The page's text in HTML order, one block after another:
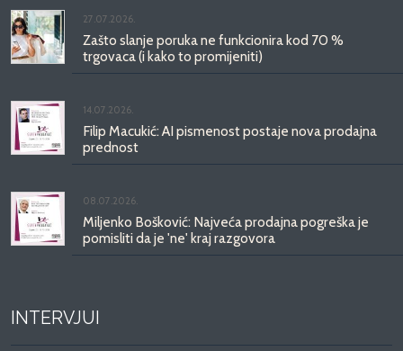
27.07.2026.
Zašto slanje poruka ne funkcionira kod 70 %
trgovaca (i kako to promijeniti)
14.07.2026.
Filip Macukić: AI pismenost postaje nova prodajna
prednost
08.07.2026.
Miljenko Bošković: Najveća prodajna pogreška je
pomisliti da je 'ne' kraj razgovora
INTERVJUI